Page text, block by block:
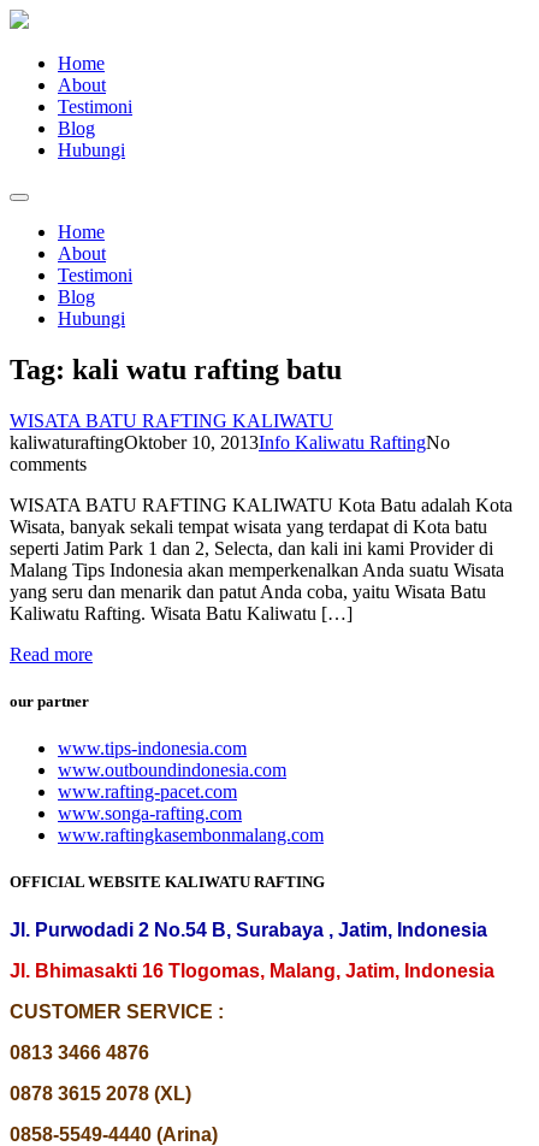
Home
About
Testimoni
Blog
Hubungi
Home
About
Testimoni
Blog
Hubungi
Tag: kali watu rafting batu
WISATA BATU RAFTING KALIWATU
kaliwaturaftingOktober 10, 2013Info Kaliwatu RaftingNo
comments
WISATA BATU RAFTING KALIWATU Kota Batu adalah Kota
Wisata, banyak sekali tempat wisata yang terdapat di Kota batu
seperti Jatim Park 1 dan 2, Selecta, dan kali ini kami Provider di
Malang Tips Indonesia akan memperkenalkan Anda suatu Wisata
yang seru dan menarik dan patut Anda coba, yaitu Wisata Batu
Kaliwatu Rafting. Wisata Batu Kaliwatu […]
Read more
our partner
www.tips-indonesia.com
www.outboundindonesia.com
www.rafting-pacet.com
www.songa-rafting.com
www.raftingkasembonmalang.com
OFFICIAL WEBSITE KALIWATU RAFTING
Jl. Purwodadi 2 No.54 B, Surabaya , Jatim, Indonesia
Jl. Bhimasakti 16 Tlogomas, Malang, Jatim, Indonesia
CUSTOMER SERVICE :
0813 3466 4876
0878 3615 2078 (XL)
0858-5549-4440 (Arina)